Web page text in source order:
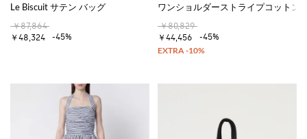
Le Biscuit サテン バッグ
￥87,864
￥48,324
-45%
ワンショルダーストライプコットン
￥80,829
￥44,456
-45%